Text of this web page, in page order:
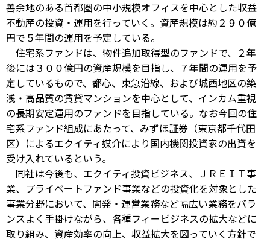
善余地のある首都圏の中小規模オフィスを中心とした収益
不動産の投資・運用を行っていく。資産規模は約２９０億
円で５年間の運用を予定している。
住宅系ファンドは、物件追加取得型のファンドで、２年
後には３００億円の資産規模を目指し、７年間の運用を予
定しているもので、都心、東急沿線、および城西地区の築
浅・高品質の賃貸マンションを中心として、インカム重視
の長期安定運用のファンドを目指している。なお今回の住
宅系ファンド組成にあたって、みずほ証券（東京都千代田
区）によるエクイティ媒介により国内機関投資家の出資を
受け入れているという。
同社は今後も、エクイティ投資ビジネス、ＪＲＥＩＴ事
業、プライベートファンド事業などの投資化を対象とした
事業分野において、開発・運営業務など幅広い業務をバラ
ンスよく手掛けながら、各種フィービジネスの拡大などに
取り組み、資産効率の向上、収益拡大を図っていく方針で